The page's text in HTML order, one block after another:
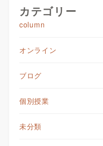
カテゴリー
column
オンライン
ブログ
個別授業
未分類